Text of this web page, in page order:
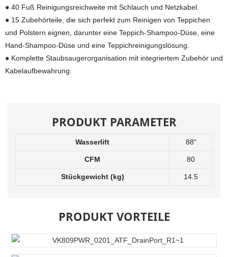
● 40 Fuß Reinigungsreichweite mit Schlauch und Netzkabel.
● 15 Zubehörteile, die sich perfekt zum Reinigen von Teppichen
und Polstern eignen, darunter eine Teppich-Shampoo-Düse, eine
Hand-Shampoo-Düse und eine Teppichreinigungslösung.
● Komplette Staubsaugerorganisation mit integriertem Zubehör und
Kabelaufbewahrung.
PRODUKT PARAMETER
Wasserlift 88"
CFM 80
Stückgewicht (kg) 14.5
PRODUKT VORTEILE